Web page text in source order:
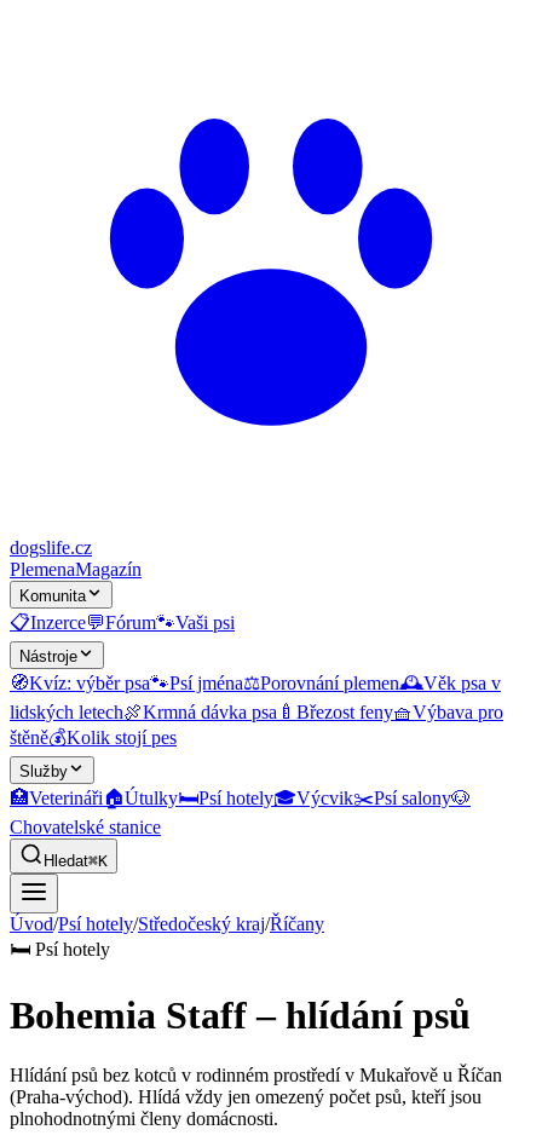
dogslife.cz
PlemenaMagazín
Komunita
📋Inzerce💬Fórum🐾Vaši psi
Nástroje
🧭Kvíz: výběr psa🐾Psí jména⚖️Porovnání plemen🕰️Věk psa v
lidských letech🍖Krmná dávka psa 🍼 Březost feny🧺Výbava pro
štěně💰Kolik stojí pes
Služby
🏥Veterináři🏠Útulky🛏️Psí hotely🎓Výcvik✂️Psí salony🐶
Chovatelské stanice
Hledat⌘K
Úvod/Psí hotely/Středočeský kraj/Říčany
🛏️ Psí hotely
Bohemia Staff – hlídání psů
Hlídání psů bez kotců v rodinném prostředí v Mukařově u Říčan
(Praha-východ). Hlídá vždy jen omezený počet psů, kteří jsou
plnohodnotnými členy domácnosti.